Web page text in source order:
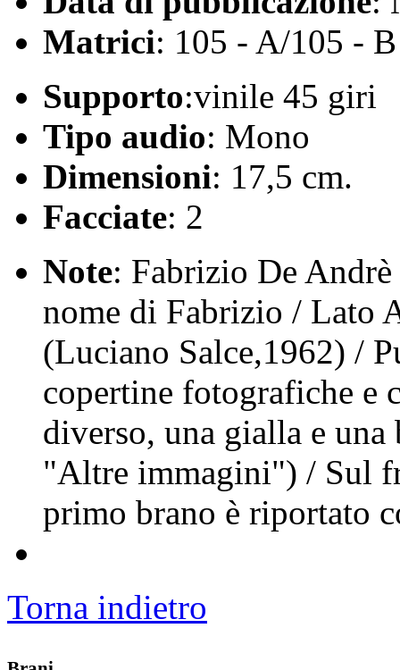
Matrici: 105 - A/105 - B
Supporto:vinile 45 giri
Tipo audio: Mono
Dimensioni: 17,5 cm.
Facciate: 2
Note: Fabrizio De
nome di Fabrizio / Lato
(Luciano Salce,1962) /
copertine fotografiche e
diverso, una gialla e
"Altre immagini") / Sul
primo brano è riportato
Torna indietro